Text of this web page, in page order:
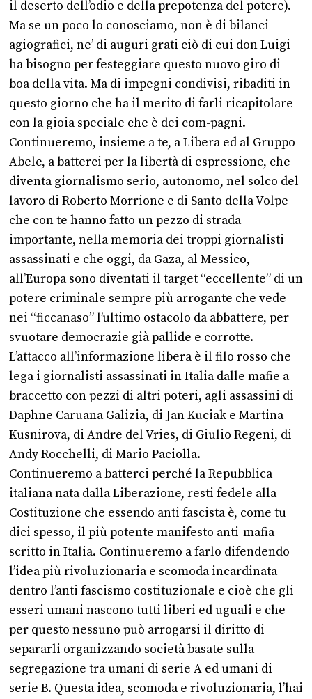
il deserto dell’odio e della prepotenza del potere).
Ma se un poco lo conosciamo, non è di bilanci
agiografici, ne’ di auguri grati ciò di cui don Luigi
ha bisogno per festeggiare questo nuovo giro di
boa della vita. Ma di impegni condivisi, ribaditi in
questo giorno che ha il merito di farli ricapitolare
con la gioia speciale che è dei com-pagni.
Continueremo, insieme a te, a Libera ed al Gruppo
Abele, a batterci per la libertà di espressione, che
diventa giornalismo serio, autonomo, nel solco del
lavoro di Roberto Morrione e di Santo della Volpe
che con te hanno fatto un pezzo di strada
importante, nella memoria dei troppi giornalisti
assassinati e che oggi, da Gaza, al Messico,
all’Europa sono diventati il target “eccellente” di un
potere criminale sempre più arrogante che vede
nei “ficcanaso” l’ultimo ostacolo da abbattere, per
svuotare democrazie già pallide e corrotte.
L’attacco all’informazione libera è il filo rosso che
lega i giornalisti assassinati in Italia dalle mafie a
braccetto con pezzi di altri poteri, agli assassini di
Daphne Caruana Galizia, di Jan Kuciak e Martina
Kusnirova, di Andre del Vries, di Giulio Regeni, di
Andy Rocchelli, di Mario Paciolla.
Continueremo a batterci perché la Repubblica
italiana nata dalla Liberazione, resti fedele alla
Costituzione che essendo anti fascista è, come tu
dici spesso, il più potente manifesto anti-mafia
scritto in Italia. Continueremo a farlo difendendo
l’idea più rivoluzionaria e scomoda incardinata
dentro l’anti fascismo costituzionale e cioè che gli
esseri umani nascono tutti liberi ed uguali e che
per questo nessuno può arrogarsi il diritto di
separarli organizzando società basate sulla
segregazione tra umani di serie A ed umani di
serie B. Questa idea, scomoda e rivoluzionaria, l’hai